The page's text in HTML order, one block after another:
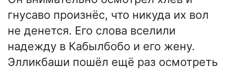
гнусаво произнёс, что никуда их вол
не денется. Его слова вселили
надежду в Кабылбобо и его жену.
Элликбаши пошёл ещё раз осмотреть